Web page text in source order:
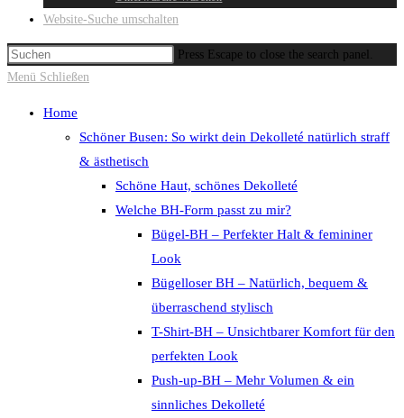
Website-Suche umschalten
Press Escape to close the search panel.
Menü Schließen
Home
Schöner Busen: So wirkt dein Dekolleté natürlich straff
& ästhetisch
Schöne Haut, schönes Dekolleté
Welche BH-Form passt zu mir?
Bügel-BH – Perfekter Halt & femininer
Look
Bügelloser BH – Natürlich, bequem &
überraschend stylisch
T-Shirt-BH – Unsichtbarer Komfort für den
perfekten Look
Push-up-BH – Mehr Volumen & ein
sinnliches Dekolleté